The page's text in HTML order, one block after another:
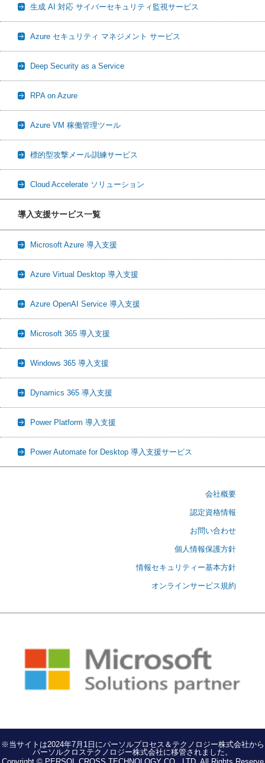
生成 AI 対応 サイバーセキュリティ監視サービス
Azure セキュリティ マネジメント サービス
Deep Security as a Service
RPA on Azure
Azure VM 稼働管理ツール
標的型攻撃メール訓練サービス
Cloud Accelerate ソリューション
導入支援サービス一覧
Microsoft Azure 導入支援
Azure Virtual Desktop 導入支援
Azure OpenAI Service 導入支援
Microsoft 365 導入支援
Windows 365 導入支援
Dynamics 365 導入支援
Power Platform 導入支援
Power Automate for Desktop 導入支援サービス
会社概要
認定資格情報
お問い合わせ
個人情報保護方針
情報セキュリティー基本方針
オンラインサービス規約
※当サイトは2024年7月1日にパーソルプロセス＆テクノロジー株式会社から
パーソルクロステクノロジー株式会社に移管されました。